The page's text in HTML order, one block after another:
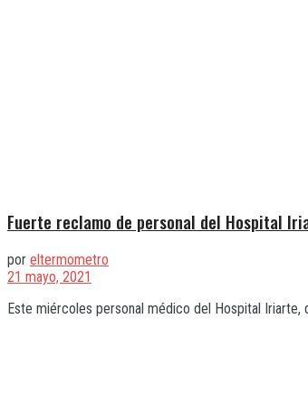
Fuerte reclamo de personal del Hospital
por eltermometro
21 mayo, 2021
Este miércoles personal médico del Hospital Iriarte,